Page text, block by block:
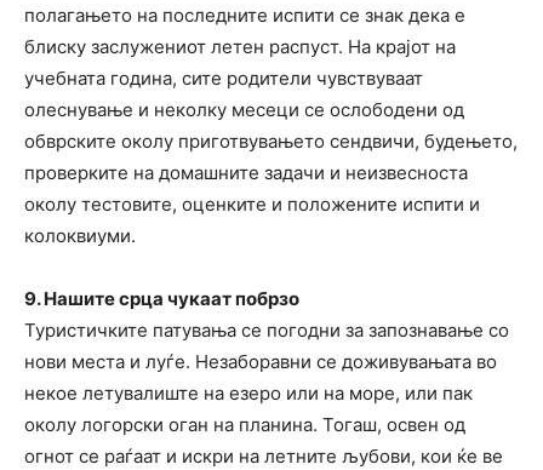
полагањето на последните испити се знак дека е
блиску заслужениот летен распуст. На крајот на
учебната година, сите родители чувствуваат
олеснување и неколку месеци се ослободени од
обврските околу приготвувањето сендвичи, будењето,
проверките на домашните задачи и неизвесноста
околу тестовите, оценките и положените испити и
колоквиуми.
9. Нашите срца чукаат побрзо
Туристичките патувања се погодни за запознавање со
нови места и луѓе. Незаборавни се доживувањата во
некое летувалиште на езеро или на море, или пак
околу логорски оган на планина. Тогаш, освен од
огнот се раѓаат и искри на летните љубови, кои ќе ве